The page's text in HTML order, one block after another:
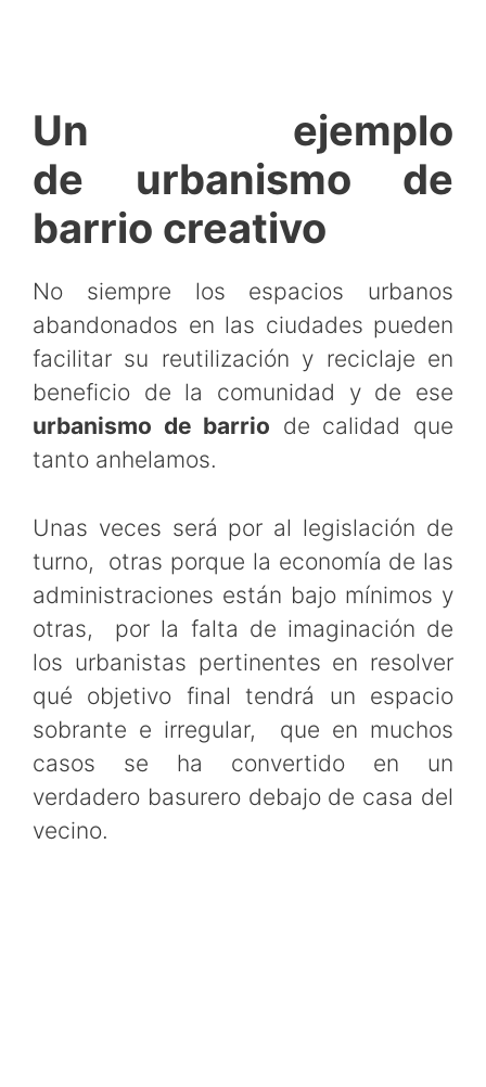
Un ejemplo
de urbanismo de
barrio creativo
No siempre los espacios urbanos
abandonados en las ciudades pueden
facilitar su reutilización y reciclaje en
beneficio de la comunidad y de ese
urbanismo de barrio de calidad que
tanto anhelamos.
Unas veces será por al legislación de
turno, otras porque la economía de las
administraciones están bajo mínimos y
otras, por la falta de imaginación de
los urbanistas pertinentes en resolver
qué objetivo final tendrá un espacio
sobrante e irregular, que en muchos
casos se ha convertido en un
verdadero basurero debajo de casa del
vecino.